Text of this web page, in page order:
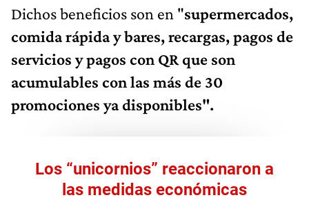
Dichos beneficios son en "supermercados,
comida rápida y bares, recargas, pagos de
servicios y pagos con QR que son
acumulables con las más de 30
promociones ya disponibles".
Los “unicornios” reaccionaron a
las medidas económicas